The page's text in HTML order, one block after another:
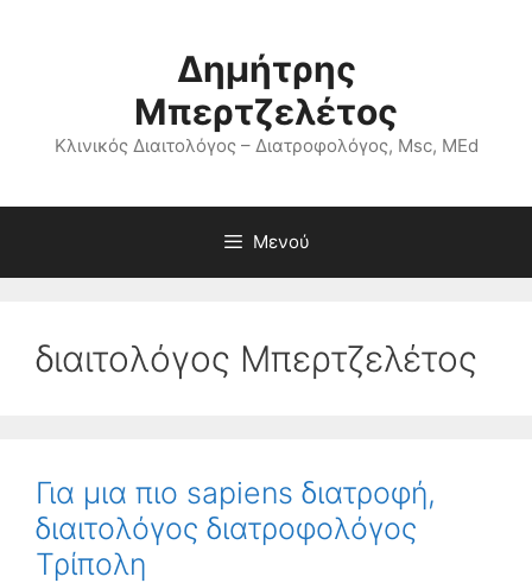
Δημήτρης
Μπερτζελέτος
Κλινικός Διαιτολόγος – Διατροφολόγος, Msc, MEd
Μενού
διαιτολόγος Μπερτζελέτος
Για μια πιο sapiens διατροφή,
διαιτολόγος διατροφολόγος
Τρίπολη